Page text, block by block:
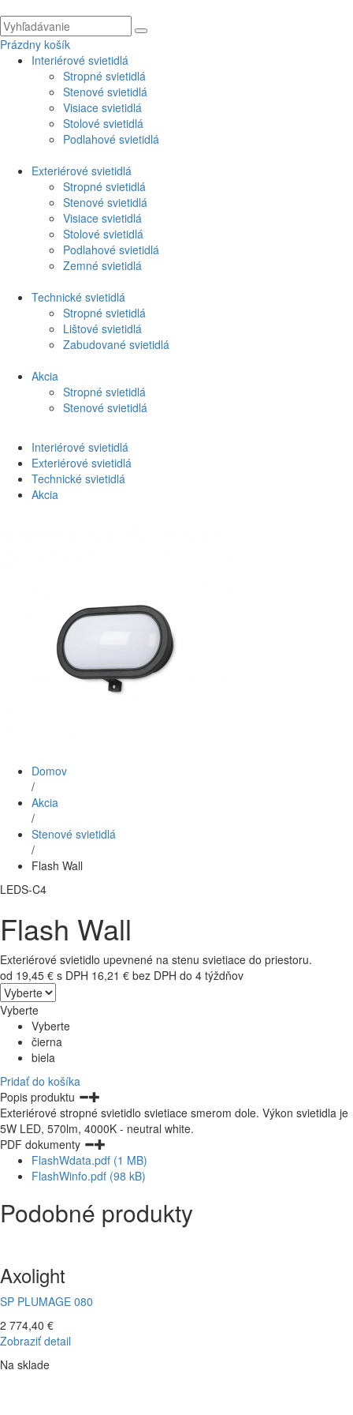
Prázdny košík
Interiérové svietidlá
Stropné svietidlá
Stenové svietidlá
Visiace svietidlá
Stolové svietidlá
Podlahové svietidlá
Exteriérové svietidlá
Stropné svietidlá
Stenové svietidlá
Visiace svietidlá
Stolové svietidlá
Podlahové svietidlá
Zemné svietidlá
Technické svietidlá
Stropné svietidlá
Lištové svietidlá
Zabudované svietidlá
Akcia
Stropné svietidlá
Stenové svietidlá
Interiérové svietidlá
Exteriérové svietidlá
Technické svietidlá
Akcia
Domov
/
Akcia
/
Stenové svietidlá
/
Flash Wall
LEDS-C4
Flash Wall
Exteriérové svietidlo upevnené na stenu svietiace do priestoru.
od 19,45 € s DPH 16,21 € bez DPH do 4 týždňov
Vyberte
Vyberte
čierna
biela
Pridať do košíka
Popis produktu
Exteriérové stropné svietidlo svietiace smerom dole. Výkon svietidla je
5W LED, 570lm, 4000K - neutral white.
PDF dokumenty
FlashWdata.pdf (1 MB)
FlashWinfo.pdf (98 kB)
Podobné produkty
Axolight
SP PLUMAGE 080
2 774,40 €
Zobraziť detail
Na sklade